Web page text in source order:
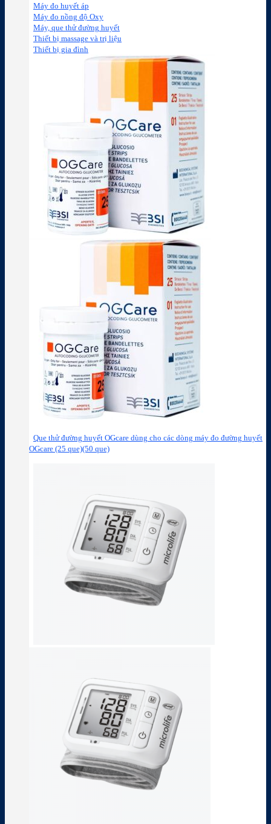
Máy đo huyết áp
Máy đo nồng độ Oxy
Máy, que thử đường huyết
Thiết bị massage và trị liệu
Thiết bị gia đình
Que thử đường huyết OGcare dùng cho các dòng máy đo đường huyết
OGcare (25 que)(50 que)